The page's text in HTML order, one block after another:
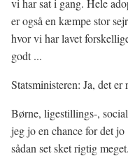
vi har sat i gang. Hele
er også en kæmpe stor
hvor vi har lavet
godt ...
Statsministeren: Ja, det
Børne, ligestillings-,
jeg jo en chance for det
sådan set sket rigtig